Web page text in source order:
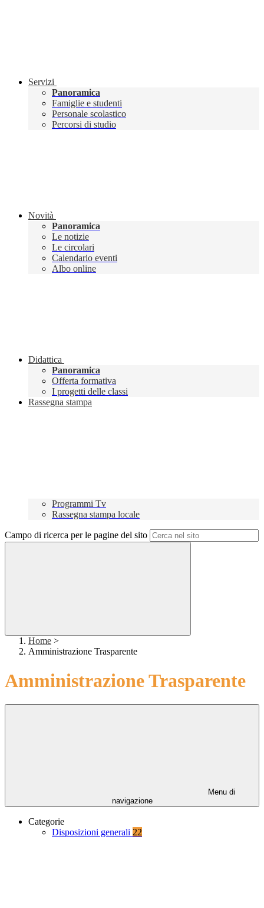
Servizi
Panoramica
Famiglie e studenti
Personale scolastico
Percorsi di studio
Novità
Panoramica
Le notizie
Le circolari
Calendario eventi
Albo online
Didattica
Panoramica
Offerta formativa
I progetti delle classi
Rassegna stampa
Programmi Tv
Rassegna stampa locale
Campo di ricerca per le pagine del sito
Home >
Amministrazione Trasparente
Amministrazione Trasparente
Menu di
navigazione
Categorie
Disposizioni generali 22